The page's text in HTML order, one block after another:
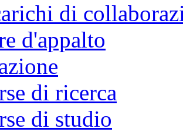
di
d'appalto
di ricerca
di studio